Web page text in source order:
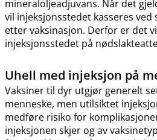
mineraloljeadjuvans. Når det
vil injeksjonsstedet kasseres
etter vaksinasjon. Derfor er det
injeksjonsstedet på
Uhell med injeksjon på
Vaksiner til dyr utgjør generelt
menneske, men utilsiktet
medføre risiko for
injeksjonen skjer og av